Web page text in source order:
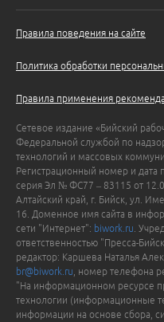
Правила поведения на сайте
Политика обработки
Правила применения
Сетевое издание «Бийский
Федеральной службой по
технологий и массовых
Регистрационный номер и дата
серия Эл № ФС77 – 83115 от
Алтайский край, г. Бийск, ул.
16. Доменное имя сайта в
сети "Интернет": biwork.ru .
ответственностью "Пресса-
редактор: Каршева Наталья
br@biwork.ru , номер телефона
"На информационном ресурсе
технологии (информационные
информации на основе сбора,